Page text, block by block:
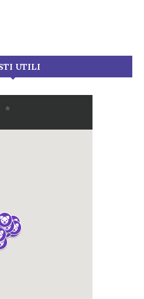
UTILI